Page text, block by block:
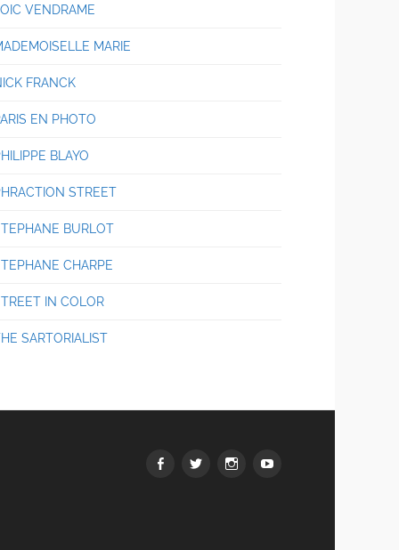
VENDRAME
MARIE
FRANCK
EN PHOTO
BLAYO
STREET
BURLOT
CHARPE
IN COLOR
SARTORIALIST
FacebookTwitterInstagramyoutube